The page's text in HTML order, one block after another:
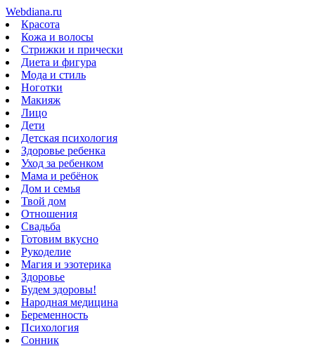
Webdiana.ru
Красота
Кожа и волосы
Стрижки и прически
Диета и фигура
Мода и стиль
Ноготки
Макияж
Лицо
Дети
Детская психология
Здоровье ребенка
Уход за ребенком
Мама и ребёнок
Дом и семья
Твой дом
Отношения
Свадьба
Готовим вкусно
Рукоделие
Магия и эзотерика
Здоровье
Будем здоровы!
Народная медицина
Беременность
Психология
Сонник